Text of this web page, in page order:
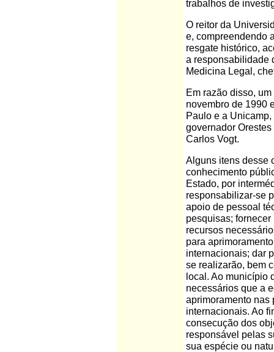
trabalhos de
O reitor da
e, compreendendo
resgate histórico,
a responsabilidade
Medicina Legal,
Em razão disso,
novembro de 1990
Paulo e a
governador
Carlos Vogt.
Alguns itens desse
conhecimento
Estado, por
responsabilizar-se
apoio de pessoal
pesquisas;
recursos
para
internacionais; dar
se realizarão, bem
local. Ao município
necessários que a
aprimoramento nas
internacionais. Ao
consecução dos
responsável pelas
sua espécie ou